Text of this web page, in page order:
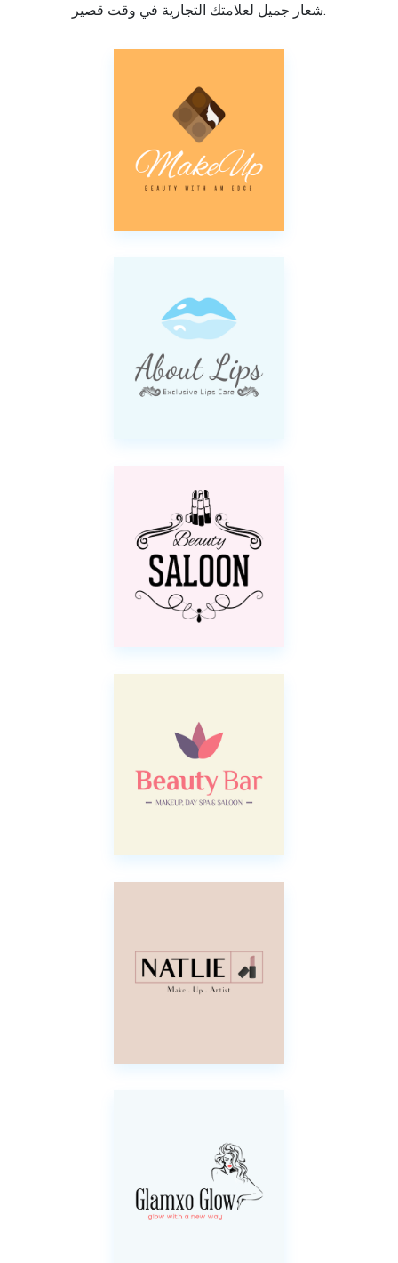
شعار جميل لعلامتك التجارية في وقت قصير.